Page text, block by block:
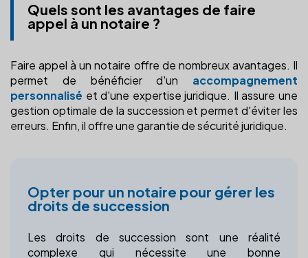
Quels sont les avantages de faire
appel à un notaire ?
Faire appel à un notaire offre de nombreux avantages. Il
permet de bénéficier d'un accompagnement
personnalisé et d'une expertise juridique. Il assure une
gestion optimale de la succession et permet d'éviter les
erreurs. Enfin, il offre une garantie de sécurité juridique.
Opter pour un notaire pour gérer les
droits de succession
Les droits de succession sont une réalité
complexe qui nécessite une bonne